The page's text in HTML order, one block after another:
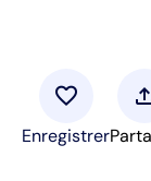
favorite
Enregistrer